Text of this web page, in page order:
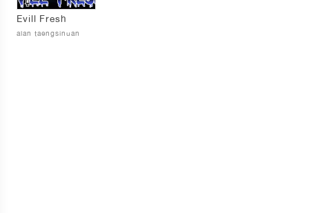
Evill Fresh
alan taengsinuan